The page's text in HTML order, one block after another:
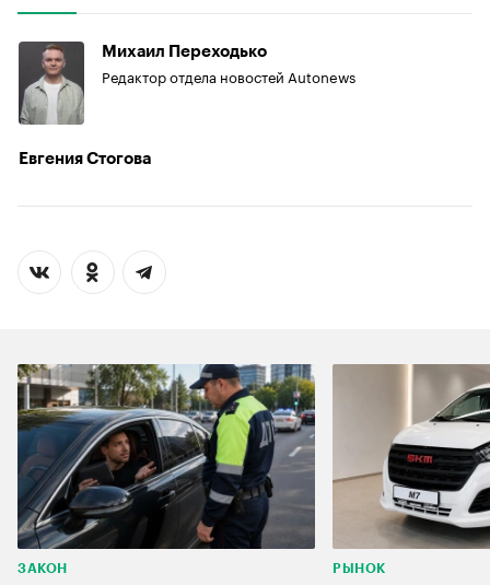
Михаил Переходько
Редактор отдела новостей Autonews
Евгения Стогова
ЗАКОН РЫНОК